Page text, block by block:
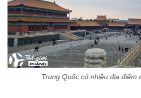
Trung Quốc có nhiều địa điểm